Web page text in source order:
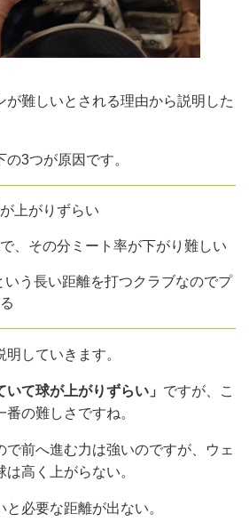
が難しいとされる理由から説明した
3つが原因です。
上がりずらい
、その分ミート率が下がり難しい
いう長い距離を打つクラブなのでプ
していきます。
いて球が上がりずらい」 ですが、こ
の難しさですね。
で前へ進む力は強いのですが、ウェ
高く上がらない。
必要な距離が出ない。